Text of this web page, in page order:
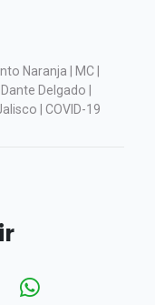
Naranja | MC |
Delgado |
| COVID-19